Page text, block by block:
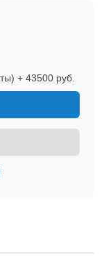
+ 43500 руб.